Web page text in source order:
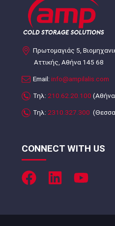
Πρωτομαγιάς 5,
Αττικής, Αθήνα 145 68
Email: info@ampilalis.com
Τηλ: 210.62.20.100
Τηλ: 2310.327.300
CONNECT WITH US